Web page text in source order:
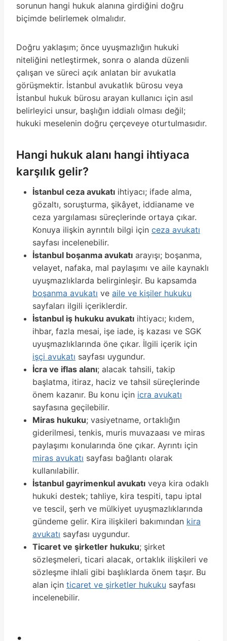
sorunun hangi hukuk alanına girdiğini doğru
biçimde belirlemek olmalıdır.
Doğru yaklaşım; önce uyuşmazlığın hukuki
niteliğini netleştirmek, sonra o alanda düzenli
çalışan ve süreci açık anlatan bir avukatla
görüşmektir. İstanbul avukatlık bürosu veya
İstanbul hukuk bürosu arayan kullanıcı için asıl
belirleyici unsur, başlığın iddialı olması değil;
hukuki meselenin doğru çerçeveye oturtulmasıdır.
Hangi hukuk alanı hangi ihtiyaca
karşılık gelir?
İstanbul ceza avukatı ihtiyacı; ifade alma,
gözaltı, soruşturma, şikâyet, iddianame ve
ceza yargılaması süreçlerinde ortaya çıkar.
Konuya ilişkin ayrıntılı bilgi için ceza avukatı
sayfası incelenebilir.
İstanbul boşanma avukatı arayışı; boşanma,
velayet, nafaka, mal paylaşımı ve aile kaynaklı
uyuşmazlıklarda belirginleşir. Bu kapsamda
boşanma avukatı ve aile ve kişiler hukuku
sayfaları ilgili içeriklerdir.
İstanbul iş hukuku avukatı ihtiyacı; kıdem,
ihbar, fazla mesai, işe iade, iş kazası ve SGK
uyuşmazlıklarında öne çıkar. İlgili içerik için
işçi avukatı sayfası uygundur.
İcra ve iflas alanı; alacak tahsili, takip
başlatma, itiraz, haciz ve tahsil süreçlerinde
önem kazanır. Bu konu için icra avukatı
sayfasına geçilebilir.
Miras hukuku; vasiyetname, ortaklığın
giderilmesi, tenkis, muris muvazaası ve miras
paylaşımı konularında öne çıkar. Ayrıntı için
miras avukatı sayfası bağlantı olarak
kullanılabilir.
İstanbul gayrimenkul avukatı veya kira odaklı
hukuki destek; tahliye, kira tespiti, tapu iptal
ve tescil, şerh ve mülkiyet uyuşmazlıklarında
gündeme gelir. Kira ilişkileri bakımından kira
avukatı sayfası uygundur.
Ticaret ve şirketler hukuku; şirket
sözleşmeleri, ticari alacak, ortaklık ilişkileri ve
sözleşme ihlali gibi başlıklarda önem taşır. Bu
alan için ticaret ve şirketler hukuku sayfası
incelenebilir.